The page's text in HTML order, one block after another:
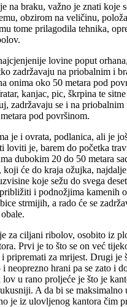
na braku, važno je znati koje
obzirom na veličinu,
tome prilagodila tehnika,
lovine poput
zadržavaju na priobalnim i
onima oko 50 metara pod
kanjac, pic, škrpina te
zadržavaju se i na
pod površinom.
je i ovrata, podlanica, ali je
loviti je, barem do početka
dubokim 20 do 50 metara
će do kraja ožujka,
koje sežu do svega
i podnožjima kamenih
strmijih, a rado će se
za ciljani ribolov, osobito iz
Prvi je to što se on već
pripremati za mrijest. Drugi je
neoprezno hrani pa se zato i
u rano proljeće je što je
A da bi se maksimalno
je iz ulovljenog kantora čim